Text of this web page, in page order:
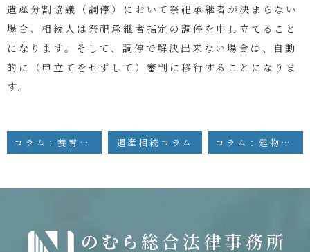
遺産分割協議（調停）において祭祀承継者が決まらない
場合、相続人は祭祀承継者指定の調停を申し立てること
になります。そして、調停で解決出来ない場合は、自動
的に（申立てをせずして）審判に移行することになりま
す。
コラム：養育費に関する制度の見直し 遺産相続コラム コラム：建物賃貸借と原状回復までの損害金